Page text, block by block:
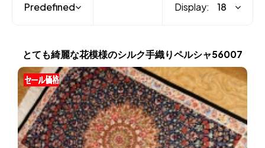
Display:
とても綺麗な花模様のシルク手織りペルシャ56007